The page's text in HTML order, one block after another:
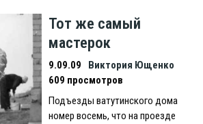
Тот же самый
мастерок
9.09.09
Виктория Ющенко
609 просмотров
Подъезды ватутинского дома
номер восемь, что на проезде